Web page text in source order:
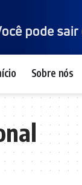
Sobre nós